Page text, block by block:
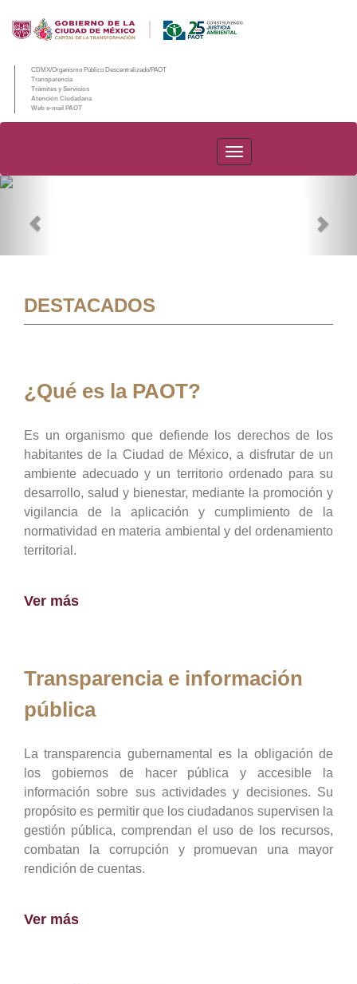
CDMX/Organismo Público Descentralizado/PAOT
Transparencia
Trámites y Servicios
Atención Ciudadana
Web e-mail PAOT
PAOT
DESTACADOS
¿Qué es la PAOT?
Es un organismo que defiende los derechos de los
habitantes de la Ciudad de México, a disfrutar de un
ambiente adecuado y un territorio ordenado para su
desarrollo, salud y bienestar, mediante la promoción y
vigilancia de la aplicación y cumplimiento de la
normatividad en materia ambiental y del ordenamiento
territorial.
Ver más
Transparencia e información
pública
La transparencia gubernamental es la obligación de
los gobiernos de hacer pública y accesible la
información sobre sus actividades y decisiones. Su
propósito es permitir que los ciudadanos supervisen la
gestión pública, comprendan el uso de los recursos,
combatan la corrupción y promuevan una mayor
rendición de cuentas.
Ver más